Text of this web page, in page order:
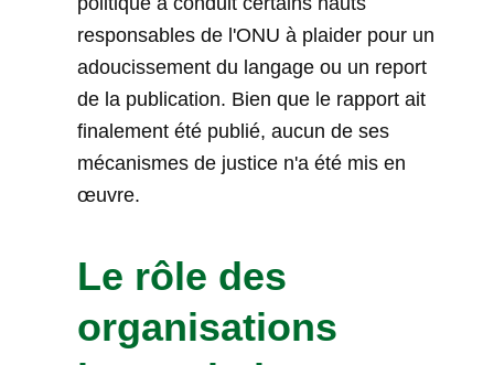
responsables de l'ONU à plaider pour un
adoucissement du langage ou un report
de la publication. Bien que le rapport ait
finalement été publié, aucun de ses
mécanismes de justice n'a été mis en
œuvre.
Le rôle des
organisations